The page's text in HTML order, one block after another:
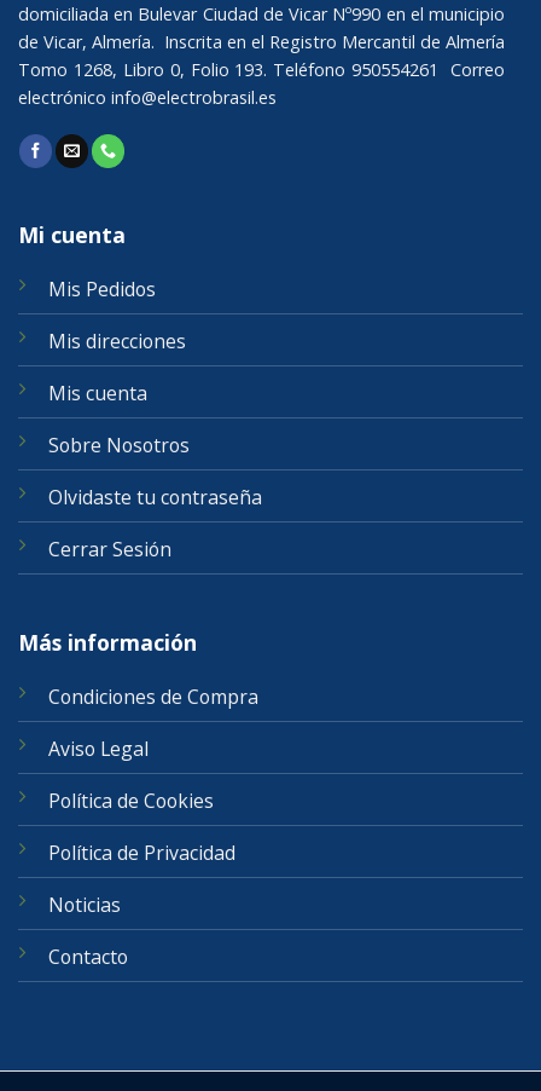
domiciliada en Bulevar Ciudad de Vicar Nº990 en el municipio
de Vicar, Almería. Inscrita en el Registro Mercantil de Almería
Tomo 1268, Libro 0, Folio 193. Teléfono 950554261 Correo
electrónico info@electrobrasil.es
Mi cuenta
Mis Pedidos
Mis direcciones
Mis cuenta
Sobre Nosotros
Olvidaste tu contraseña
Cerrar Sesión
Más información
Condiciones de Compra
Aviso Legal
Política de Cookies
Política de Privacidad
Noticias
Contacto